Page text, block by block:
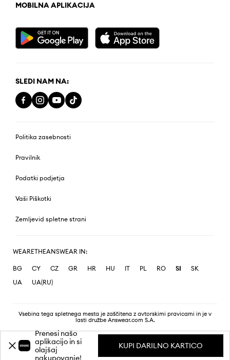
MOBILNA APLIKACIJA
SLEDI NAM NA:
Politika zasebnosti
Pravilnik
Podatki podjetja
Vaši Piškotki
Zemljevid spletne strani
WEARETHEANSWEAR IN:
BG CY CZ GR HR HU IT PL RO SI
SK
UA
UA(RU)
Vsebina tega spletnega mesta je zaščitena z avtorskimi pravicami in je v
lasti družbe Answear.com S.A.
Prenesi našo
aplikacijo in si
olajšaj
nakupovanje!
KUPI DARILNO KARTICO